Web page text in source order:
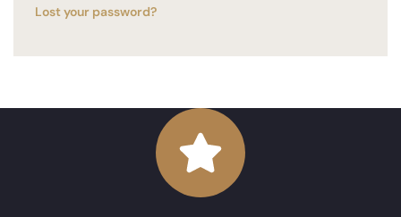
Lost your password?